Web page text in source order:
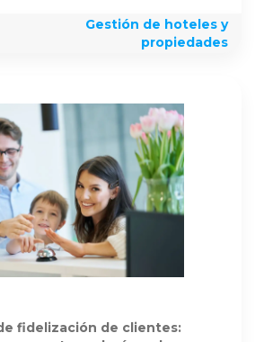
Gestión de hoteles y
propiedades
fidelización de clientes: